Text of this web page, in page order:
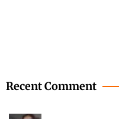
Recent Comment